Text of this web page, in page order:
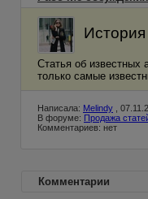
Статья об
только самые
Написала: Melindy ,
В форуме: Продажа
Комментариев: нет
Комментарии